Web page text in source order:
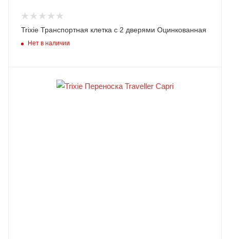
Trixie Транспортная клетка с 2 дверями Оцинкованная
Нет в наличии